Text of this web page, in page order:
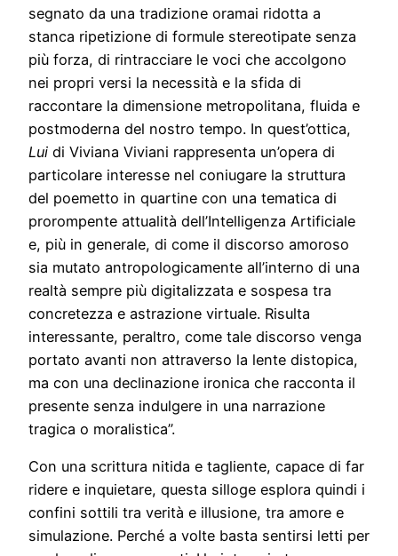
segnato da una tradizione oramai ridotta a
stanca ripetizione di formule stereotipate senza
più forza, di rintracciare le voci che accolgono
nei propri versi la necessità e la sfida di
raccontare la dimensione metropolitana, fluida e
postmoderna del nostro tempo. In quest’ottica,
Lui di Viviana Viviani rappresenta un’opera di
particolare interesse nel coniugare la struttura
del poemetto in quartine con una tematica di
prorompente attualità dell’Intelligenza Artificiale
e, più in generale, di come il discorso amoroso
sia mutato antropologicamente all’interno di una
realtà sempre più digitalizzata e sospesa tra
concretezza e astrazione virtuale. Risulta
interessante, peraltro, come tale discorso venga
portato avanti non attraverso la lente distopica,
ma con una declinazione ironica che racconta il
presente senza indulgere in una narrazione
tragica o moralistica”.
Con una scrittura nitida e tagliente, capace di far
ridere e inquietare, questa silloge esplora quindi i
confini sottili tra verità e illusione, tra amore e
simulazione. Perché a volte basta sentirsi letti per